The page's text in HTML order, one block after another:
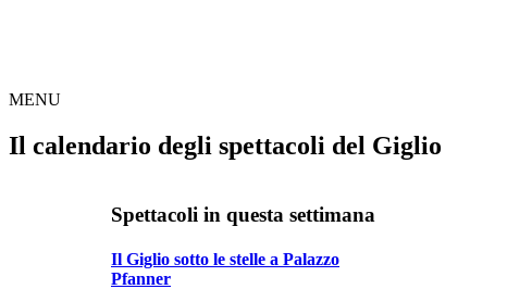
MENU
Il calendario degli spettacoli del Giglio
Spettacoli in questa settimana
Il Giglio sotto le stelle a Palazzo
Pfanner